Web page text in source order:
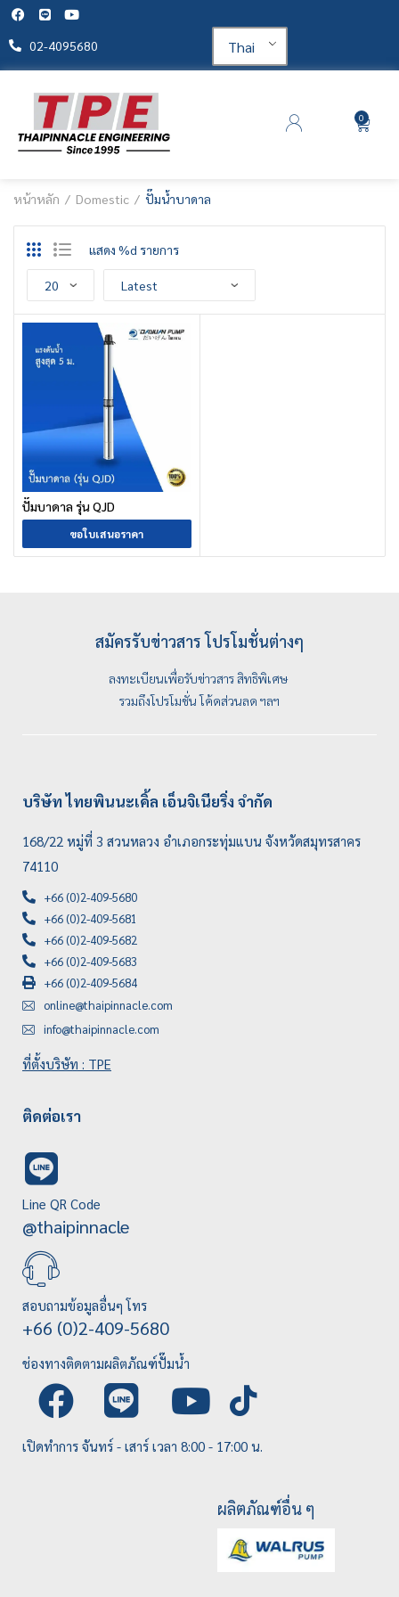
02-4095680 Thai
0
หน้าหลัก Domestic ปั๊มน้ำบาดาล
แสดง %d รายการ
ปั๊มบาดาล รุ่น QJD
ขอใบเสนอราคา
สมัครรับข่าวสาร โปรโมชั่นต่างๆ
ลงทะเบียนเพื่อรับข่าวสาร สิทธิพิเศษ
รวมถึงโปรโมชั่น โค้ดส่วนลด ฯลฯ
บริษัท ไทยพินนะเคิ้ล เอ็นจิเนียริ่ง จำกัด
168/22 หมู่ที่ 3 สวนหลวง อำเภอกระทุ่มแบน จังหวัดสมุทรสาคร
74110
+66 (0)2-409-5680
+66 (0)2-409-5681
+66 (0)2-409-5682
+66 (0)2-409-5683
+66 (0)2-409-5684
online@thaipinnacle.com
info@thaipinnacle.com
ที่ตั้งบริษัท : TPE
ติดต่อเรา
Line QR Code
@thaipinnacle
สอบถามข้อมูลอื่นๆ โทร
+66 (0)2-409-5680
ช่องทางติดตามผลิตภัณฑ์ปั๊มน้ำ
เปิดทำการ จันทร์ - เสาร์ เวลา 8:00 - 17:00 น.
ผลิตภัณฑ์อื่น ๆ